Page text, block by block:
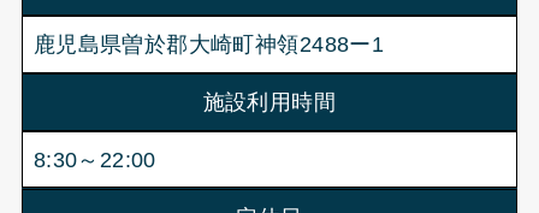
鹿児島県曽於郡大崎町神領2488ー1
施設利用時間
8:30～22:00